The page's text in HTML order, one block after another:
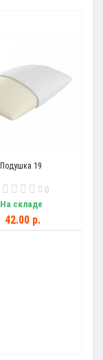
Подушка 19
0
На складе
42.00 р.